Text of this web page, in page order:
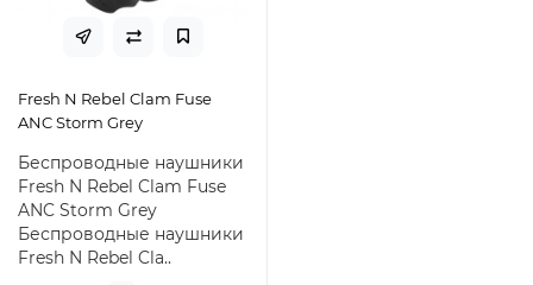
Fresh N Rebel Clam Fuse
ANC Storm Grey
Беспроводные наушники
Fresh N Rebel Clam Fuse
ANC Storm Grey
Беспроводные наушники
Fresh N Rebel Cla..